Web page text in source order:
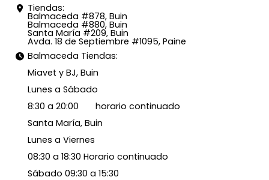
Tiendas:
Balmaceda #878, Buin
Balmaceda #880, Buin
Santa María #209, Buin
Avda. 18 de Septiembre #1095, Paine
Balmaceda Tiendas:
Miavet y BJ, Buin
Lunes a Sábado
8:30 a 20:00 horario continuado
Santa María, Buin
Lunes a Viernes
08:30 a 18:30 Horario continuado
Sábado 09:30 a 15:30